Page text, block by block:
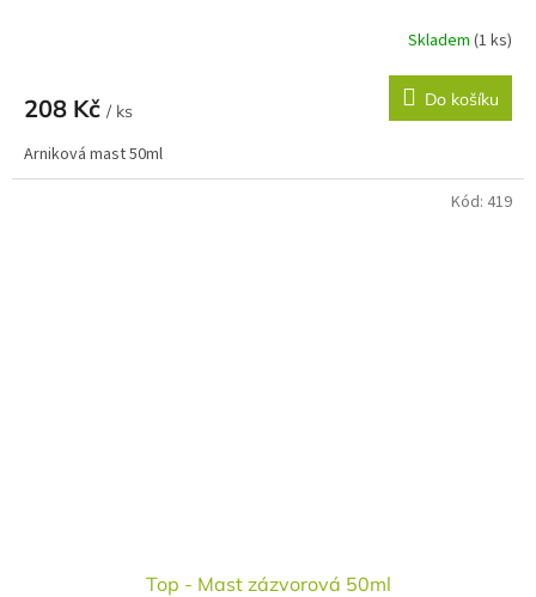
Skladem (1 ks)
208 Kč / ks
Do košíku
Arniková mast 50ml
Top - Mast zázvorová 50ml
Kód: 419